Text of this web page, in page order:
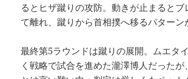
るとヒザ蹴りの攻防。動きが止まるとブ
て離れ、蹴りから首相撲へ移るパターン
最終第5ラウンドは蹴りの展開。ムエタ
く戦略で試合を進めた瀧澤博人だった